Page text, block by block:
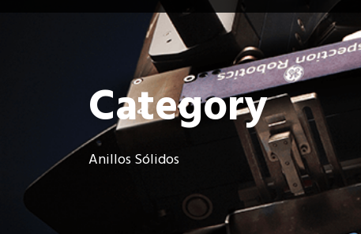
Category
Anillos Sólidos